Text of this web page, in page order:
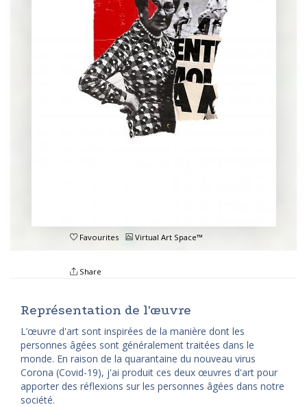
Favourites Virtual Art Space™
Share
Représentation de l'œuvre
L’œuvre d'art sont inspirées de la manière dont les
personnes âgées sont généralement traitées dans le
monde. En raison de la quarantaine du nouveau virus
Corona (Covid-19), j'ai produit ces deux œuvres d'art pour
apporter des réflexions sur les personnes âgées dans notre
société.